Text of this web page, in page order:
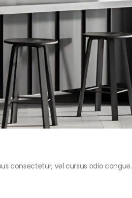
consectetur, vel cursus odio congue.